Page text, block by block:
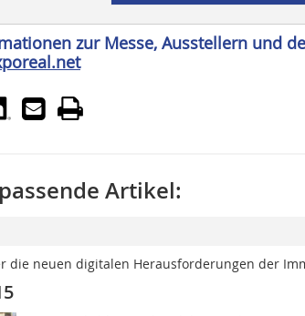
zur Messe, Ausstellern und
Artikel:
die neuen digitalen Herausforderungen der